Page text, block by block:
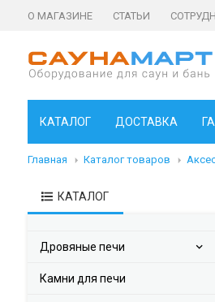
О МАГАЗИНЕ СТАТЬИ
КАТАЛОГ ДОСТАВКА
Главная Каталог товаров
КАТАЛОГ
Дровяные печи
Камни для печи